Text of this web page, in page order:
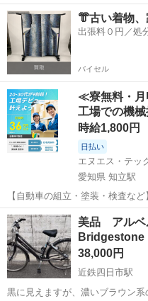
中学生やまだ身長が低いお子様
でしょうか？ 錆も少なく程度は良好です。 【状態】
６キロほど走りま...
三重 四日市市 近鉄四日
👘古い着物
出張料０円／処
バイセル
≪寮無料・月
工場での機
時給1,800円
日払い
エヌエス・テッ
愛知県 知立駅
【自動車の組立・塗装・検査な
土日休み／祝い金・特典あり／ngy144-99 仕事概要 仕
修あり！ ー・ー・ー・ー・ー・
曜日入社⇒前...
愛知 豊田市 知立駅
美品 アル
38,000円
近鉄四日市駅
黒に見えますが、濃いブラウン系の色です。 傷や錆